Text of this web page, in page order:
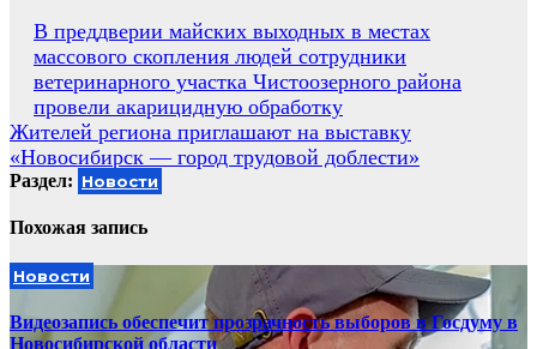
Навигация
по
записям
В преддверии майских выходных в местах
массового скопления людей сотрудники
ветеринарного участка Чистоозерного района
провели акарицидную обработку
Жителей региона приглашают на выставку
«Новосибирск — город трудовой доблести»
Раздел: Новости
Похожая запись
Новости
Видеозапись обеспечит прозрачность выборов в Госдуму в
Новосибирской области